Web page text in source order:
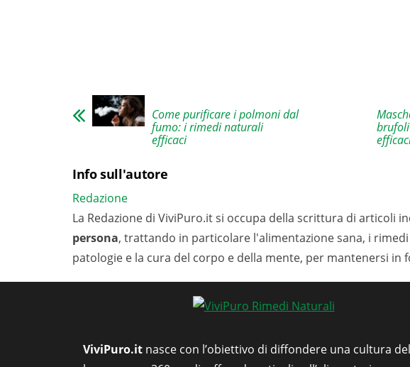
Come purificare i polmoni dal
fumo: i rimedi naturali
efficaci
Info sull'autore
Redazione
La Redazione di ViviPuro.it si occupa della scrittura di articoli
persona, trattando in particolare l'alimentazione sana, i
patologie e la cura del corpo e della mente, per mantenersi in
ViviPuro.it nasce con l’obiettivo di diffondere una cultura del